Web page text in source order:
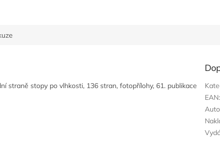
straně stopy po vlhkosti, 136 stran, fotopřílohy, 61. publikace
EAN: